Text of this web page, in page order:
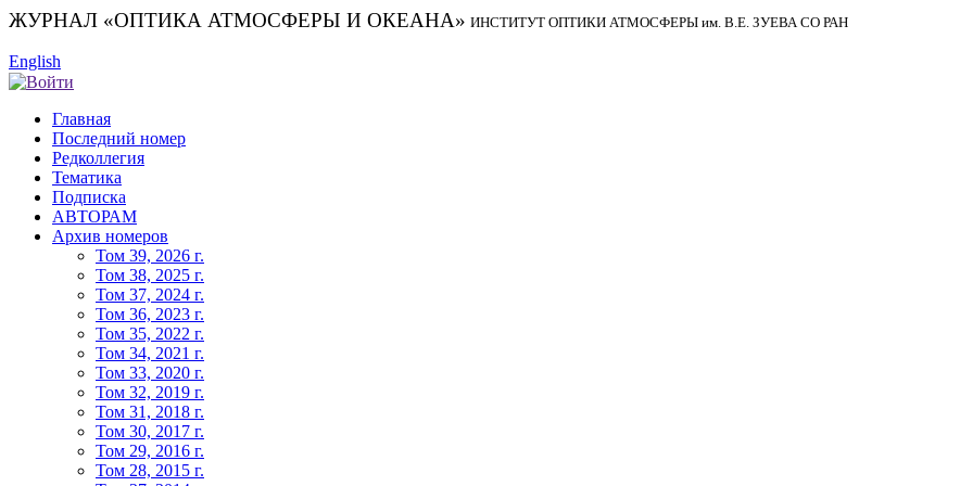
ЖУРНАЛ «ОПТИКА АТМОСФЕРЫ И ОКЕАНА» ИНСТИТУТ ОПТИКИ АТМОСФЕРЫ им. В.Е. ЗУЕВА СО РАН
English
Главная
Последний номер
Редколлегия
Тематика
Подписка
АВТОРАМ
Архив номеров
Том 39, 2026 г.
Том 38, 2025 г.
Том 37, 2024 г.
Том 36, 2023 г.
Том 35, 2022 г.
Том 34, 2021 г.
Том 33, 2020 г.
Том 32, 2019 г.
Том 31, 2018 г.
Том 30, 2017 г.
Том 29, 2016 г.
Том 28, 2015 г.